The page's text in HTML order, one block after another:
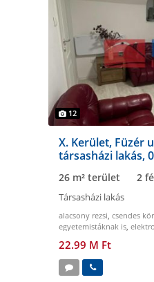
12
X. Kerület, Füzér
társasházi lakás,
26 m² terület 2
Társasházi lakás
alacsony rezsi, csendes
egyetemistáknak is,
22.99 M Ft